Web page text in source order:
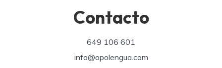
Contacto
649 106 601
info@opolengua.com